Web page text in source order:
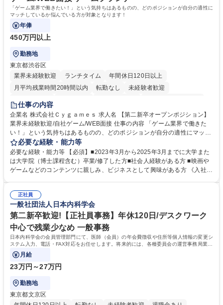
「ゲーム業界で働きたい！」という気持ちはあるものの、どのポジションが自分の適性に
マッチしているか悩んでいる方が対象となります！
年俸
450万円以上
勤務地
東京都渋谷区
業界未経験歓迎
ランチタイム
年間休日120日以上
月平均残業時間20時間以内
転勤なし
未経験者歓迎
住宅手当あり
交通費支給
土日祝休み 服装自由 昼食補助あり
第二新卒歓迎
食事補助あり
仕事の内容
企業名 株式会社Ｃｙｇａｍｅｓ 求人名 【第二新卒オープンポジション】
業界未経験歓迎/自社ゲーム/WEB面接 仕事の内容 「ゲーム業界で働きた
い！」という気持ちはあるものの、どのポジションが自分の適性にマッチ
しているか悩んでいる方が対象となります！ 総合職（プランナー/データ
アナリストなど）、技術職（開発エンジニ ア/インフラエンジニアな
ど）、デザイン職（デザイナー/イラストレ ーターなど）等から、面接で
ご希望と適正にマッチしたポジションをご案内いたします。ゲームやエン
のご応募をお待ちしております。 募集職種 【第二新卒オープンポジショ
ン】業界未経験歓迎/自社ゲーム/WEB面接
必要な経験・能力等
必要な経験・能力等 【必須】■2023年3月から2025年3月までに大学また
は大学院（博士課程含む）卒業/修了した方■社会人経験がある方 ■映画や
ゲームなどのコンテンツに親しみ、ビジネスとして興味がある方 《入社実
正社員
一般社団法人日本内科学会
第二新卒歓迎!【正社員事務】年休120日/デスクワーク
中心で残業少なめ 一般事務
日本内科学会の会員管理部門にて、医師（会員）の年会費徴収や住所等個人情報の変更シ
ステム入力、電話・FAX対応をお任せします。将来的には、各種委員会の運営事務局業務
などにも幅広く携わっていただきます。
月給
23万円～27万円
勤務地
東京都文京区